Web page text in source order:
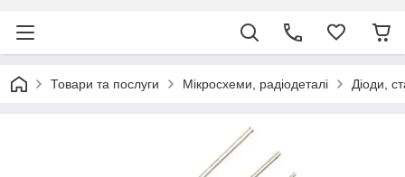
Товари та послуги Мікросхеми, радіодеталі Діоди,